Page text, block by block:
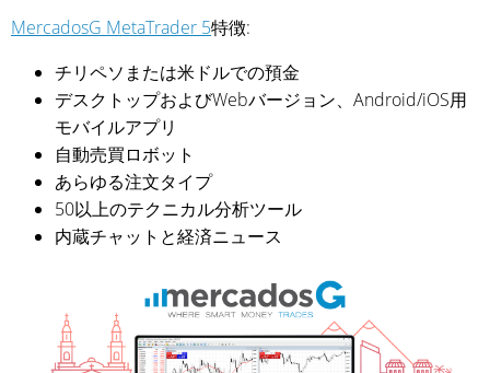
MercadosG MetaTrader 5特徴:
チリペソまたは米ドルでの預金
デスクトップおよびWebバージョン、Android/iOS用
モバイルアプリ
自動売買ロボット
あらゆる注文タイプ
50以上のテクニカル分析ツール
内蔵チャットと経済ニュース